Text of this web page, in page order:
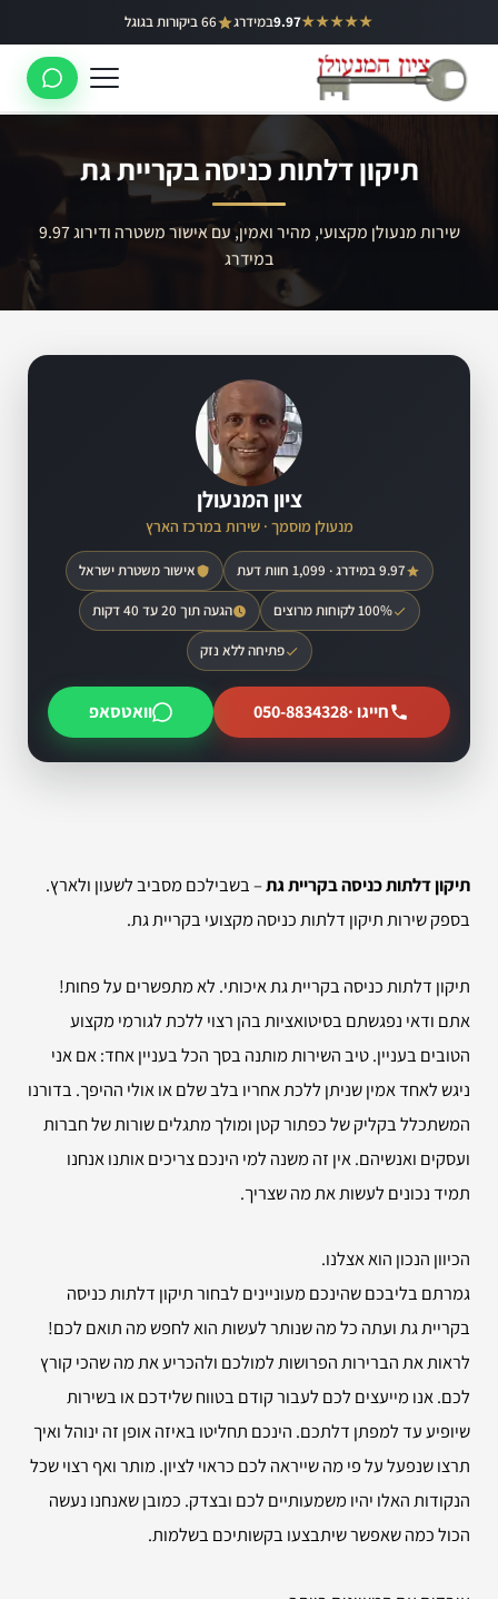
לתוכן
★★★★★
9.97במידרג 66 ביקורות בגוגל באר יעקב
ראשון לציון
לוד
רמלה
תיקון דלתות כניסה בקריית גת
שירות מנעולן מקצועי, מהיר ואמין, עם אישור משטרה ודירוג 9.97
במידרג
ציון המנעולן
מנעולן מוסמך · שירות במרכז הארץ
9.97 במידרג · 1,099 חוות דעת אישור משטרת ישראל
100% לקוחות מרוצים הגעה תוך 20 עד 40 דקות
פתיחה ללא נזק
חייגו ·050-8834328 וואטסאפ
תיקון דלתות כניסה בקריית גת– בשבילכם מסביב לשעון ולארץ.
בספק שירות תיקון דלתות כניסה מקצועי בקריית גת.
תיקון דלתות כניסה בקריית גת איכותי. לא מתפשרים על פחות!
אתם ודאי נפגשתם בסיטואציות בהן רצוי ללכת לגורמי מקצוע
הטובים בעניין. טיב השירות מותנה בסך הכל בעניין אחד: אם אני
ניגש לאחד אמין שניתן ללכת אחריו בלב שלם או אולי ההיפך. בדורנו
המשתכלל בקליק של כפתור קטן ומולך מתגלים שורות של חברות
ועסקים ואנשיהם. אין זה משנה למי הינכם צריכים אותנו אנחנו
תמיד נכונים לעשות את מה שצריך.
הכיוון הנכון הוא אצלנו.
גמרתם בליבכם שהינכם מעוניינים לבחור תיקון דלתות כניסה
בקריית גת ועתה כל מה שנותר לעשות הוא לחפש מה תואם לכם!
לראות את הברירות הפרושות למולכם ולהכריע את מה שהכי קורץ
לכם. אנו מייעצים לכם לעבור קודם בטווח שלידכם או בשירות
שיופיע עד למפתן דלתכם. הינכם תחליטו באיזה אופן זה ינוהל ואיך
תרצו שנפעל על פי מה שייראה לכם כראוי לציון. מותר ואף רצוי שכל
הנקודות האלו יהיו משמעותיים לכם ובצדק. כמובן שאנחנו נעשה
הכול כמה שאפשר שיתבצעו בקשותיכם בשלמות.